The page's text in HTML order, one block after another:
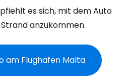
es sich, mit dem Auto
anzukommen.
am Flughafen Malta